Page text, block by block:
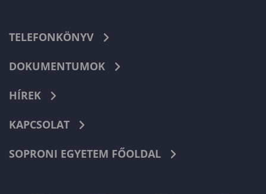
TELEFONKÖNYV
DOKUMENTUMOK
HÍREK
KAPCSOLAT
SOPRONI EGYETEM FŐOLDAL